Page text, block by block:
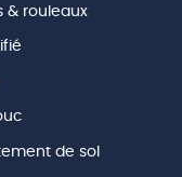
& rouleaux
de sol